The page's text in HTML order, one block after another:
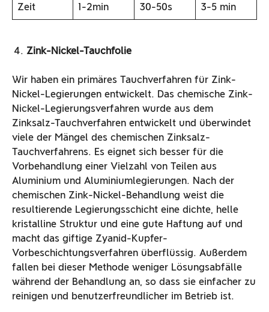
Zeit 1-2min 30-50s 3-5 min
Zink-Nickel-Tauchfolie
Wir haben ein primäres Tauchverfahren für Zink-
Nickel-Legierungen entwickelt. Das chemische Zink-
Nickel-Legierungsverfahren wurde aus dem
Zinksalz-Tauchverfahren entwickelt und überwindet
viele der Mängel des chemischen Zinksalz-
Tauchverfahrens. Es eignet sich besser für die
Vorbehandlung einer Vielzahl von Teilen aus
Aluminium und Aluminiumlegierungen. Nach der
chemischen Zink-Nickel-Behandlung weist die
resultierende Legierungsschicht eine dichte, helle
kristalline Struktur und eine gute Haftung auf und
macht das giftige Zyanid-Kupfer-
Vorbeschichtungsverfahren überflüssig. Außerdem
fallen bei dieser Methode weniger Lösungsabfälle
während der Behandlung an, so dass sie einfacher zu
reinigen und benutzerfreundlicher im Betrieb ist.